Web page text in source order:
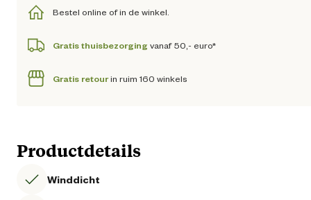
Bestel online of in de winkel.
Gratis thuisbezorging vanaf 50,- euro*
Gratis retourin ruim 160 winkels
Productdetails
Winddicht